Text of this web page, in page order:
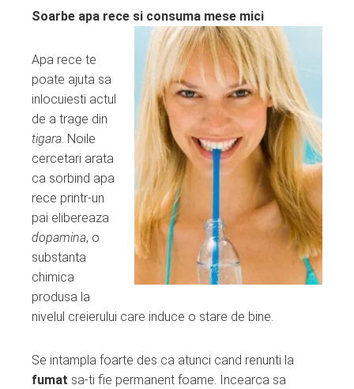
Soarbe apa rece si consuma mese mici
Apa rece te
poate ajuta sa
inlocuiesti actul
de a trage din
tigara. Noile
cercetari arata
ca sorbind apa
rece printr-un
pai elibereaza
dopamina, o
substanta
chimica
produsa la
nivelul creierului care induce o stare de bine.
Se intampla foarte des ca atunci cand renunti la
fumat sa-ti fie permanent foame. Incearca sa